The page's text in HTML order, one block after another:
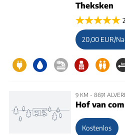
Theksken
20,00 EUR/
9 KM - 8691
Hof van
Kostenlos